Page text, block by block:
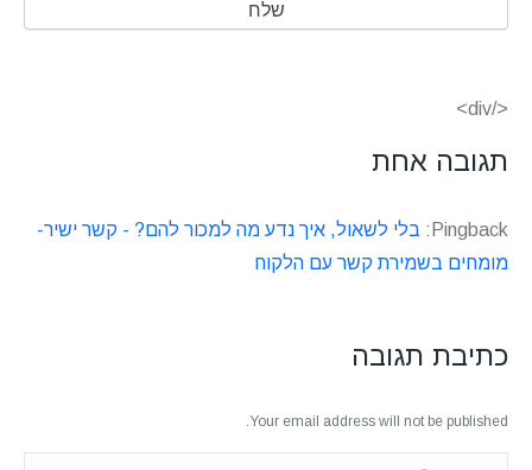
</div>
תגובה אחת
Pingback:
בלי לשאול, איך נדע מה למכור להם? - קשר ישיר-
מומחים בשמירת קשר עם הלקוח
כתיבת תגובה
Your email address will not be published.